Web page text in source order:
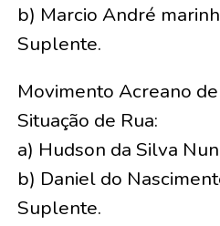
b) Marcio André
Suplente.
Movimento Acreano
Situação de Rua:
a) Hudson da Silva
b) Daniel do
Suplente.